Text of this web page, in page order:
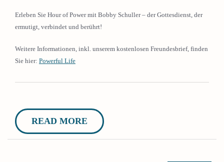
Erleben Sie Hour of Power mit Bobby Schuller – der Gottesdienst, der
ermutigt, verbindet und berührt!
Weitere Informationen, inkl. unserem kostenlosen Freundesbrief, finden
Sie hier: Powerful Life
READ MORE